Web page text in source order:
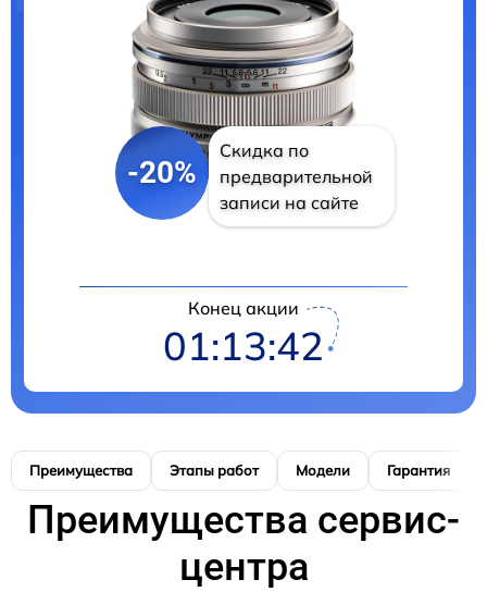
-20%
Скидка по
предварительной
записи на сайте
Конец акции
01:13:41
Преимущества Этапы работ Модели Гарантия
Преимущества сервис-
центра